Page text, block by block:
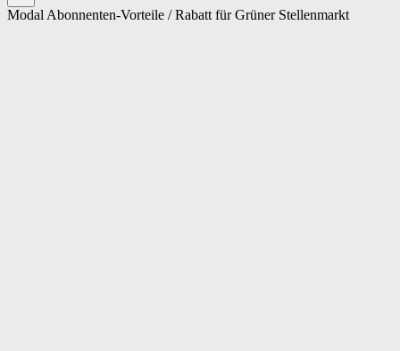
Modal Abonnenten-Vorteile / Rabatt für Grüner Stellenmarkt